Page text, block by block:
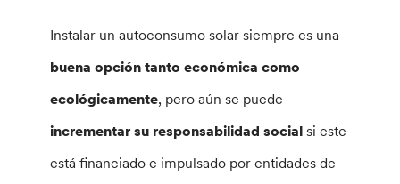
Instalar un autoconsumo solar siempre es una
buena opción tanto económica como
ecológicamente, pero aún se puede
incrementar su responsabilidad socialsi este
está financiado e impulsado por entidades de